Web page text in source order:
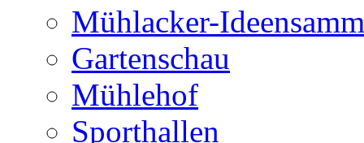
Mühlacker-
Gartenschau
Mühlehof
Sporthallen